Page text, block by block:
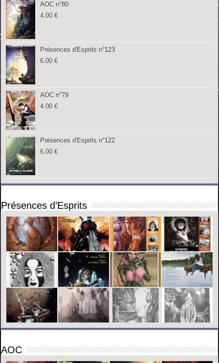
AOC n°80
4.00€
Présences d'Esprits n°123
6.00€
AOC n°79
4.00€
Présences d'Esprits n°122
6.00€
Présences d’Esprits
AOC